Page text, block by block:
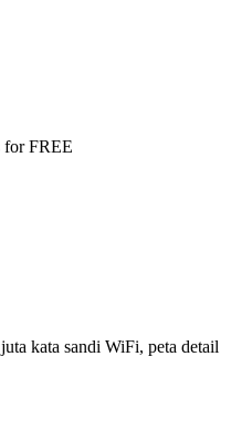
for FREE
kata sandi WiFi, peta detail